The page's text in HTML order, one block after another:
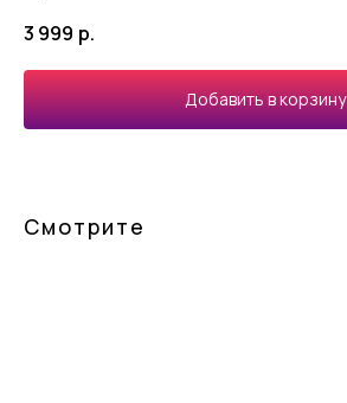
3 999 р.
Добавить в корзину
Смотрите